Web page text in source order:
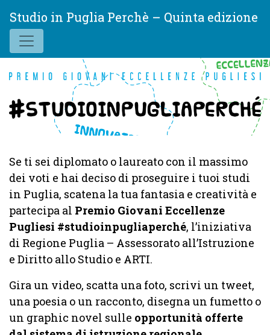
Studio in Puglia Perchè – Quinta edizione
Se ti sei diplomato o laureato con il massimo
dei voti e hai deciso di proseguire i tuoi studi
in Puglia, scatena la tua fantasia e creatività e
partecipa al Premio Giovani Eccellenze
Pugliesi #studioinpugliaperché, l’iniziativa
di Regione Puglia – Assessorato all’Istruzione
e Diritto allo Studio e ARTI.
Gira un video, scatta una foto, scrivi un tweet,
una poesia o un racconto, disegna un fumetto o
un graphic novel sulle opportunità offerte